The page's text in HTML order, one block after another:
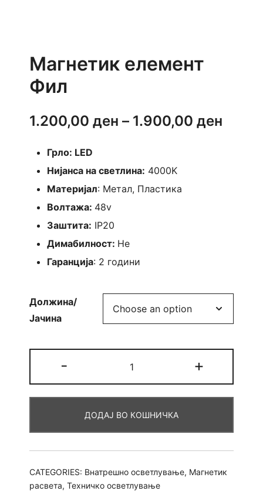
Магнетик елемент
Фил
1.200,00 ден – 1.900,00 ден
Грло: LED
Нијанса на светлина: 4000K
Материјал: Метал, Пластика
Волтажа: 48v
Заштита: IP20
Димабилност: Не
Гаранција: 2 години
Должина/
Јачина
-
елемент
Фил
+
ДОДАЈ ВО КОШНИЧКА
CATEGORIES: Внатрешно осветлување, Магнетик
расвета, Техничко осветлување